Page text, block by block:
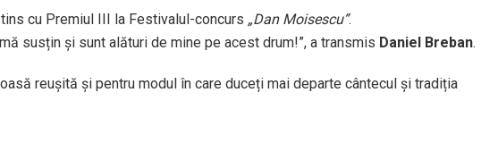
cu Premiul III la Festivalul-concurs „Dan Moisescu”.
susțin și sunt alături de mine pe acest drum!”, a transmis Daniel Breban.
reușită și pentru modul în care duceți mai departe cântecul și tradiția